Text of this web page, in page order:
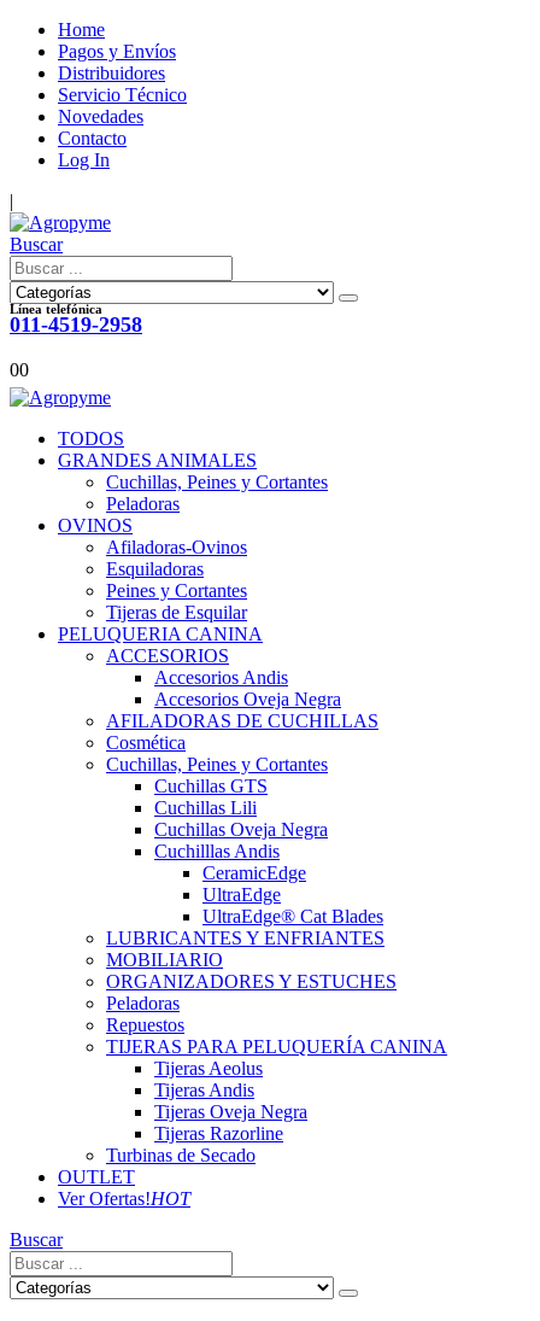
Home
Pagos y Envíos
Distribuidores
Servicio Técnico
Novedades
Contacto
Log In
|
Buscar
Línea telefónica
011-4519-2958
00
TODOS
GRANDES ANIMALES
Cuchillas, Peines y Cortantes
Peladoras
OVINOS
Afiladoras-Ovinos
Esquiladoras
Peines y Cortantes
Tijeras de Esquilar
PELUQUERIA CANINA
ACCESORIOS
Accesorios Andis
Accesorios Oveja Negra
AFILADORAS DE CUCHILLAS
Cosmética
Cuchillas, Peines y Cortantes
Cuchillas GTS
Cuchillas Lili
Cuchillas Oveja Negra
Cuchilllas Andis
CeramicEdge
UltraEdge
UltraEdge® Cat Blades
LUBRICANTES Y ENFRIANTES
MOBILIARIO
ORGANIZADORES Y ESTUCHES
Peladoras
Repuestos
TIJERAS PARA PELUQUERÍA CANINA
Tijeras Aeolus
Tijeras Andis
Tijeras Oveja Negra
Tijeras Razorline
Turbinas de Secado
OUTLET
Ver Ofertas!HOT
Buscar